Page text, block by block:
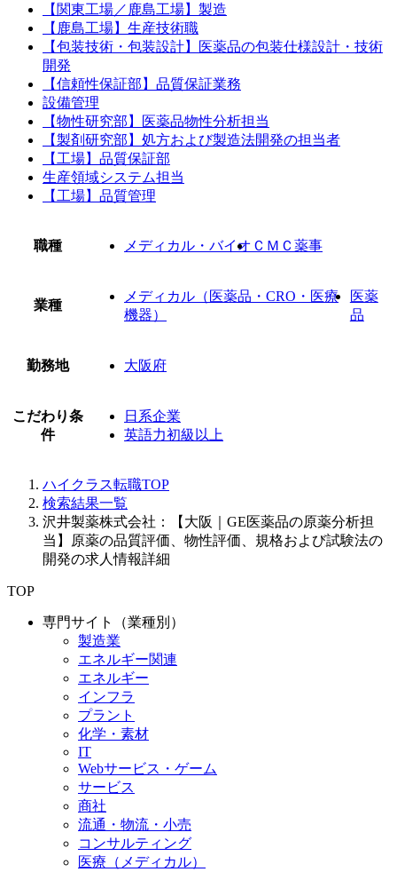
【関東工場／鹿島工場】製造
【鹿島工場】生産技術職
【包装技術・包装設計】医薬品の包装仕様設計・技術
開発
【信頼性保証部】品質保証業務
設備管理
【物性研究部】医薬品物性分析担当
【製剤研究部】処方および製造法開発の担当者
【工場】品質保証部
生産領域システム担当
【工場】品質管理
職種 メディカル・バイオ ＣＭＣ薬事
業種
メディカル（医薬品・CRO・医療
機器）
医薬
品
勤務地 大阪府
こだわり条
件
日系企業
英語力初級以上
ハイクラス転職TOP
検索結果一覧
沢井製薬株式会社：【大阪｜GE医薬品の原薬分析担
当】原薬の品質評価、物性評価、規格および試験法の
開発の求人情報詳細
TOP
専門サイト（業種別）
製造業
エネルギー関連
エネルギー
インフラ
プラント
化学・素材
IT
Webサービス・ゲーム
サービス
商社
流通・物流・小売
コンサルティング
医療（メディカル）